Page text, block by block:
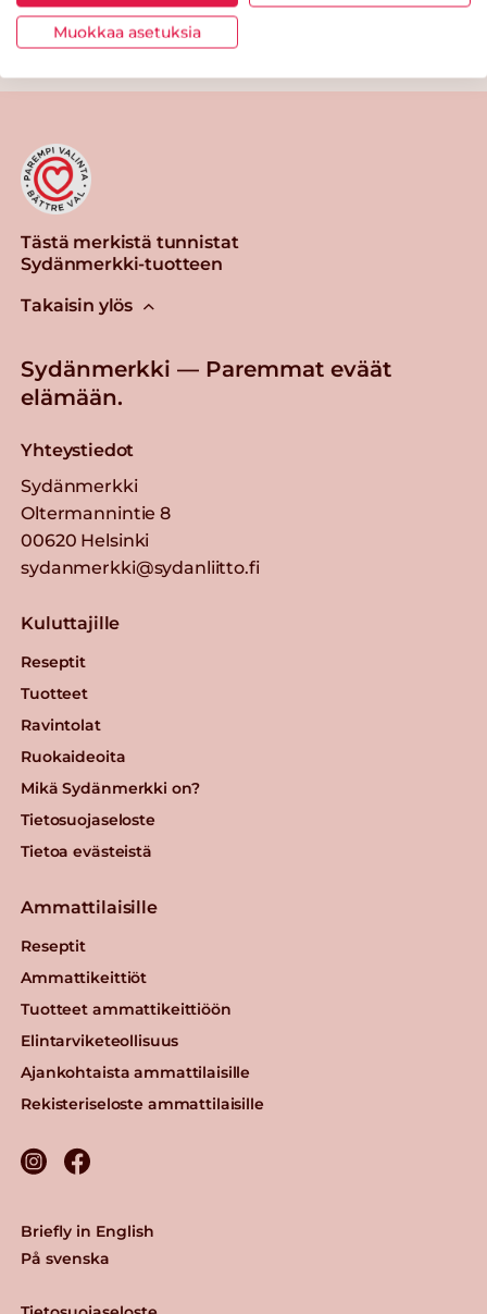
Tulosta sivu
Tästä merkistä tunnistat
Sydänmerkki-tuotteen
Takaisin ylös
Sydänmerkki — Paremmat eväät
elämään.
Yhteystiedot
Sydänmerkki
Oltermannintie 8
00620 Helsinki
sydanmerkki@sydanliitto.fi
Kuluttajille
Reseptit
Tuotteet
Ravintolat
Ruokaideoita
Mikä Sydänmerkki on?
Tietosuojaseloste
Tietoa evästeistä
Ammattilaisille
Reseptit
Ammattikeittiöt
Tuotteet ammattikeittiöön
Elintarviketeollisuus
Ajankohtaista ammattilaisille
Rekisteriseloste ammattilaisille
Briefly in English
På svenska
Muokkaa asetuksia